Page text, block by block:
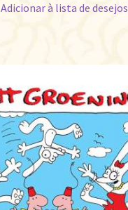
Adicionar à lista de desejos